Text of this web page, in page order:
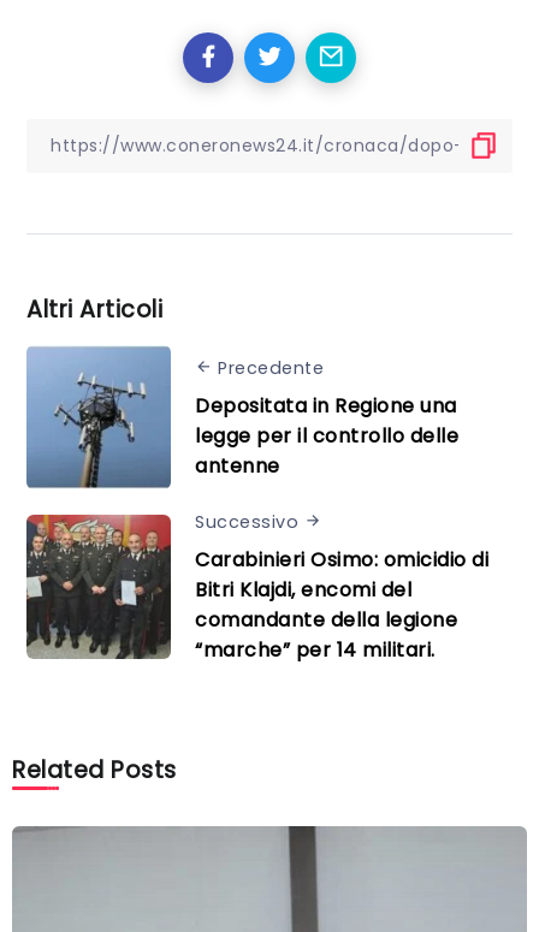
Altri Articoli
Precedente
Depositata in Regione una
legge per il controllo delle
antenne
Successivo
Carabinieri Osimo: omicidio di
Bitri Klajdi, encomi del
comandante della legione
“marche” per 14 militari.
Related Posts